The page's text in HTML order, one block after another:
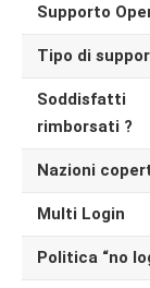
Supporto
Tipo di
rimborsati ?
Nazioni
Multi Login
Politica “no